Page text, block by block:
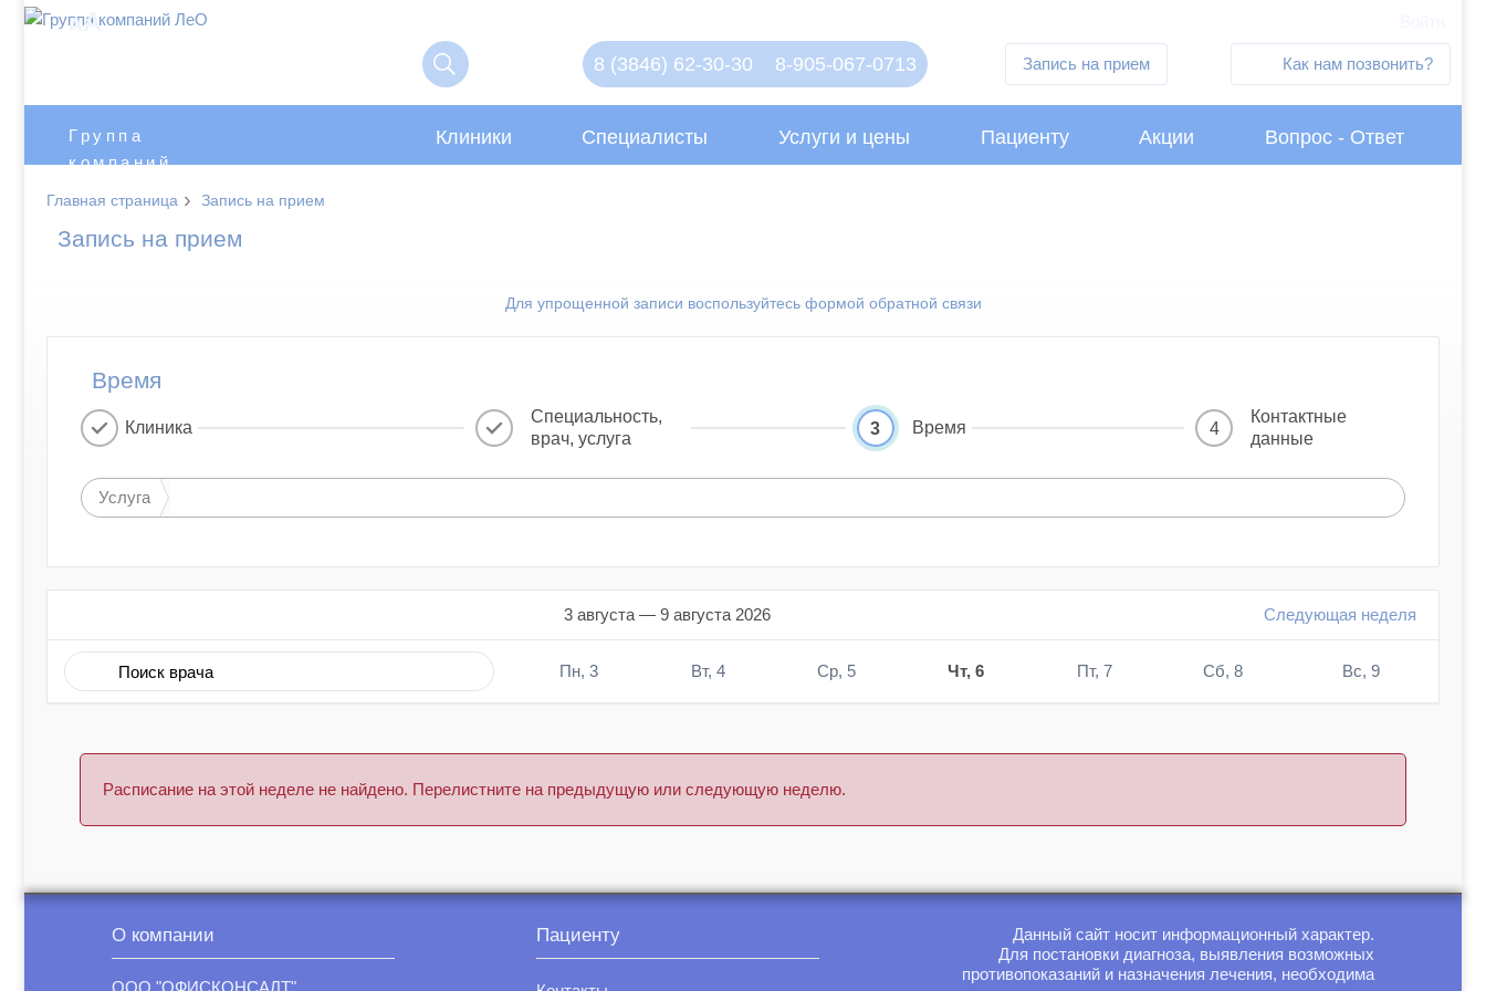
AA
Группа
компаний
8 (3846) 62-30-30 8-905-067-0713 Запись на прием Как нам позвонить?
Клиники Специалисты Услуги и цены Пациенту Акции Вопрос - Ответ
Главная страница › Запись на прием
Запись на прием
Для упрощенной записи воспользуйтесь формой обратной связи
Время
Клиника
Специальность,
врач, услуга
3 Время 4
Контактные
данные
Услуга
Следующая неделя
3 августа — 9 августа 2026
Пн, 3 Вт, 4 Ср, 5 Чт, 6 Пт, 7 Сб, 8 Вс, 9
Расписание на этой неделе не найдено. Перелистните на предыдущую или следующую неделю.
О компании Пациенту
Данный сайт носит информационный характер.
Для постановки диагноза, выявления возможных
противопоказаний и назначения лечения, необходима